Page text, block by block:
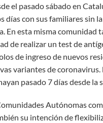
el pasado sábado en
días con sus familiares sin
En esta misma comunidad
de realizar un test de
de ingreso de nuevos
variantes de
pasado 7 días desde la
Autónomas
su intención de